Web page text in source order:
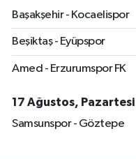
Başakşehir - Kocaelispor
Beşiktaş - Eyüpspor
Amed - Erzurumspor FK
17 Ağustos, Pazartesi
Samsunspor - Göztepe